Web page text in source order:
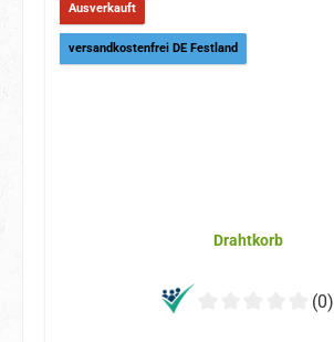
Ausverkauft
versandkostenfrei DE Festland
Drahtkorb
(0)